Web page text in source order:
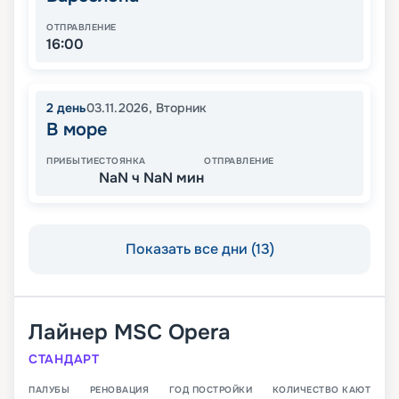
ОТПРАВЛЕНИЕ
16:00
2 день03.11.2026, Вторник
В море
ПРИБЫТИЕСТОЯНКА
NaN ч NaN мин
ОТПРАВЛЕНИЕ
Показать все дни (13)
Лайнер MSC Opera
СТАНДАРТ
ПАЛУБЫ РЕНОВАЦИЯ ГОД ПОСТРОЙКИ КОЛИЧЕСТВО КАЮТ